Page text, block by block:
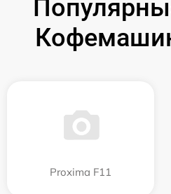
Proxima F11